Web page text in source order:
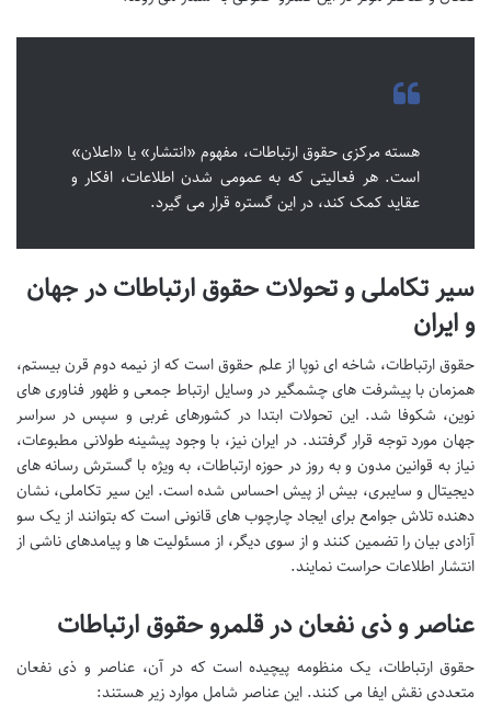
هسته مرکزی حقوق ارتباطات، مفهوم «انتشار» یا «اعلان»
است. هر فعالیتی که به عمومی شدن اطلاعات، افکار و
عقاید کمک کند، در این گستره قرار می گیرد.
سیر تکاملی و تحولات حقوق ارتباطات در جهان
و ایران
حقوق ارتباطات، شاخه ای نوپا از علم حقوق است که از نیمه دوم قرن بیستم،
همزمان با پیشرفت های چشمگیر در وسایل ارتباط جمعی و ظهور فناوری های
نوین، شکوفا شد. این تحولات ابتدا در کشورهای غربی و سپس در سراسر
جهان مورد توجه قرار گرفتند. در ایران نیز، با وجود پیشینه طولانی مطبوعات،
نیاز به قوانین مدون و به روز در حوزه ارتباطات، به ویژه با گسترش رسانه های
دیجیتال و سایبری، بیش از پیش احساس شده است. این سیر تکاملی، نشان
دهنده تلاش جوامع برای ایجاد چارچوب های قانونی است که بتوانند از یک سو
آزادی بیان را تضمین کنند و از سوی دیگر، از مسئولیت ها و پیامدهای ناشی از
انتشار اطلاعات حراست نمایند.
عناصر و ذی نفعان در قلمرو حقوق ارتباطات
حقوق ارتباطات، یک منظومه پیچیده است که در آن، عناصر و ذی نفعان
متعددی نقش ایفا می کنند. این عناصر شامل موارد زیر هستند: